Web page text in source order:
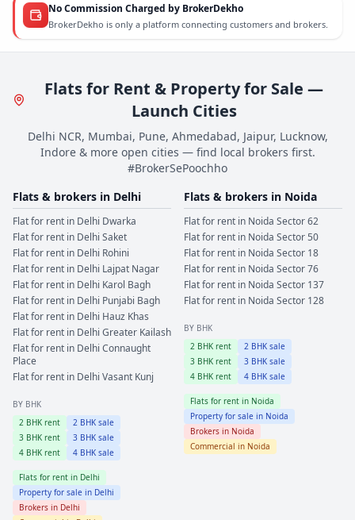
No Commission Charged by BrokerDekho
BrokerDekho is only a platform connecting customers and brokers.
Flats for Rent & Property for Sale —
Launch Cities
Delhi NCR, Mumbai, Pune, Ahmedabad, Jaipur, Lucknow,
Indore & more open cities — find local brokers first.
#BrokerSePoochho
Flats & brokers in Delhi
Flat for rent in Delhi Dwarka
Flat for rent in Delhi Saket
Flat for rent in Delhi Rohini
Flat for rent in Delhi Lajpat Nagar
Flat for rent in Delhi Karol Bagh
Flat for rent in Delhi Punjabi Bagh
Flat for rent in Delhi Hauz Khas
Flat for rent in Delhi Greater Kailash
Flat for rent in Delhi Connaught
Place
Flat for rent in Delhi Vasant Kunj
BY BHK
2 BHK rent 2 BHK sale
3 BHK rent 3 BHK sale
4 BHK rent 4 BHK sale
Flats for rent in Delhi
Property for sale in Delhi
Brokers in Delhi
Flats & brokers in Noida
Flat for rent in Noida Sector 62
Flat for rent in Noida Sector 50
Flat for rent in Noida Sector 18
Flat for rent in Noida Sector 76
Flat for rent in Noida Sector 137
Flat for rent in Noida Sector 128
BY BHK
2 BHK rent 2 BHK sale
3 BHK rent 3 BHK sale
4 BHK rent 4 BHK sale
Flats for rent in Noida
Property for sale in Noida
Brokers in Noida
Commercial in Noida